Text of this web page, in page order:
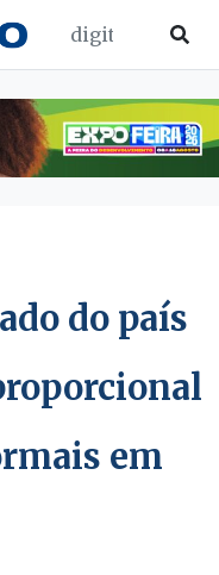
do país
em